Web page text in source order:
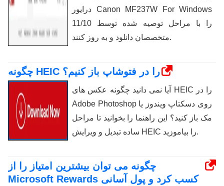
درایور Canon MF237W For Windows
11/10 را با مراحل توصیه شده توسط
متخصصان دانلود و به روز کنند.
چگونه HEIC را در فتوشاپ باز کنیم؟
آیا نمی دانید چگونه عکس های HEIC را در
Adobe Photoshop روی دسکتاپ ویندوز یا
مک باز کنید؟ این راهنما را بخوانید تا مراحل
ساده تبدیل و ویرایش HEIC را بیاموزید.
چگونه می توان بیشترین امتیاز را از
Microsoft Rewards کسب کرد و پول آسانی